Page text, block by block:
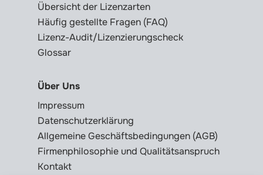
Übersicht der Lizenzarten
Häufig gestellte Fragen (FAQ)
Lizenz-Audit/Lizenzierungscheck
Glossar
Über Uns
Impressum
Datenschutzerklärung
Allgemeine Geschäftsbedingungen (AGB)
Firmenphilosophie und Qualitätsanspruch
Kontakt